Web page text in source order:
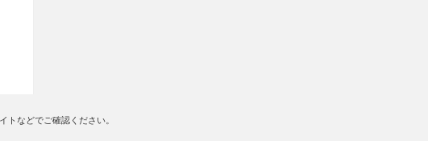
トなどでご確認ください。